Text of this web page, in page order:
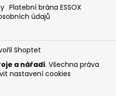
Platební brána ESSOX
údajů
Shoptet
a nářadí. Všechna práva
nastavení cookies